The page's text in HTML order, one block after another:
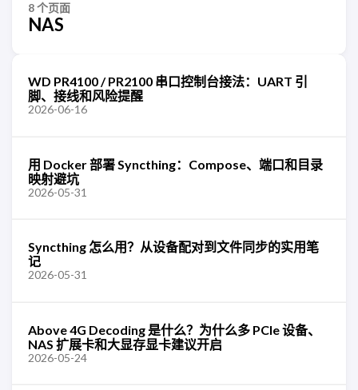
8 个页面
NAS
WD PR4100 / PR2100 串口控制台接法：UART 引
脚、接线和风险提醒
2026-06-16
用 Docker 部署 Syncthing：Compose、端口和目录
映射避坑
2026-05-31
Syncthing 怎么用？从设备配对到文件同步的实用笔
记
2026-05-31
Above 4G Decoding 是什么？为什么多 PCIe 设备、
NAS 扩展卡和大显存显卡建议开启
2026-05-24